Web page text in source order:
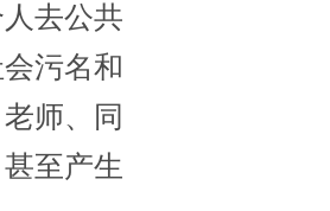
去公共
污名和
师、同
至产生